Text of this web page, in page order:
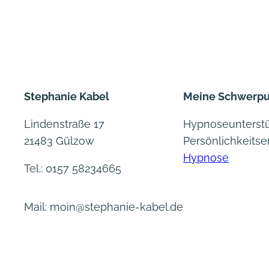
Stephanie Kabel
Lindenstraße 17
21483 Gülzow
Tel.: 0157 58234665
Mail: moin@stephanie-kabel.de
Meine
Hypnose